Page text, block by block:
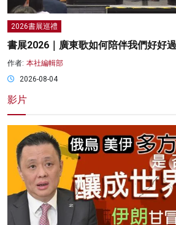
2026書展巡禮
書展2026｜廣東歌如何陪伴我們好好
作者: 本社編輯部
2026-08-04
影片